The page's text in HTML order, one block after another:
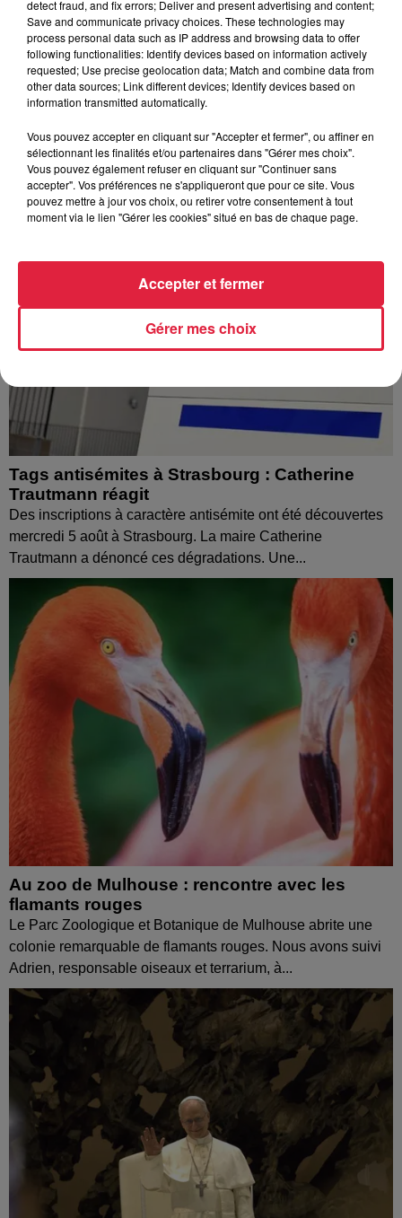
À Hoerdt, de l’eau brune sort des robinets
Depuis plusieurs jours, des habitants de Hoerdt ont vu de
nombreuses interrogations, la municipalité a pris...
Tags antisémites à Strasbourg : Catherine
Trautmann réagit
Des inscriptions à caractère antisémite ont été découvertes
mercredi 5 août à Strasbourg. La maire Catherine
Trautmann a dénoncé ces dégradations. Une...
Au zoo de Mulhouse : rencontre avec les
flamants rouges
Le Parc Zoologique et Botanique de Mulhouse abrite une
colonie remarquable de flamants rouges. Nous avons suivi
Adrien, responsable oiseaux et terrarium, à...
detect fraud, and fix errors; Deliver and present advertising and content;
Save and communicate privacy choices. These technologies may
process personal data such as IP address and browsing data to offer
following functionalities: Identify devices based on information actively
requested; Use precise geolocation data; Match and combine data from
other data sources; Link different devices; Identify devices based on
information transmitted automatically.
Vous pouvez accepter en cliquant sur "Accepter et fermer", ou affiner en
sélectionnant les finalités et/ou partenaires dans "Gérer mes choix".
Vous pouvez également refuser en cliquant sur "Continuer sans
accepter". Vos préférences ne s'appliqueront que pour ce site. Vous
pouvez mettre à jour vos choix, ou retirer votre consentement à tout
moment via le lien "Gérer les cookies" situé en bas de chaque page.
Gérer mes choix
Accepter et fermer